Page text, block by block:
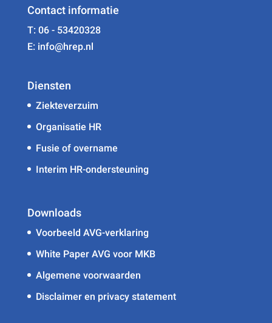
Contact informatie
T: 06 - 53420328
E: info@hrep.nl
Diensten
Ziekteverzuim
Organisatie HR
Fusie of overname
Interim HR-ondersteuning
Downloads
Voorbeeld AVG-verklaring
White Paper AVG voor MKB
Algemene voorwaarden
Disclaimer en privacy statement